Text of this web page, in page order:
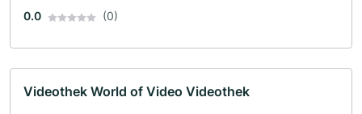
0.0 (0)
Videothek World of Video Videothek